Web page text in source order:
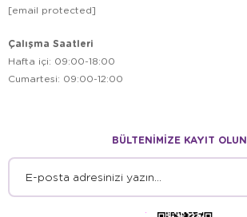
[email protected]
Çalışma Saatleri
Hafta içi: 09:00-18:00
Cumartesi: 09:00-12:00
BÜLTENİMİZE KAYIT OLUN